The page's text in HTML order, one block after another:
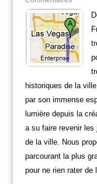
historiques de la
par son immense
lumière depuis la
a su faire revenir
de la ville. Nous
parcourant la plus
pour ne rien rater de